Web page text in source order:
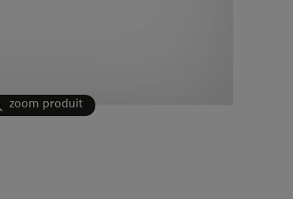
zoom produit